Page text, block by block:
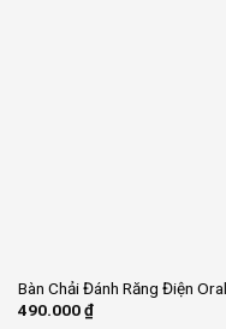
Bàn Chải Đánh Răng Điện
490.000₫